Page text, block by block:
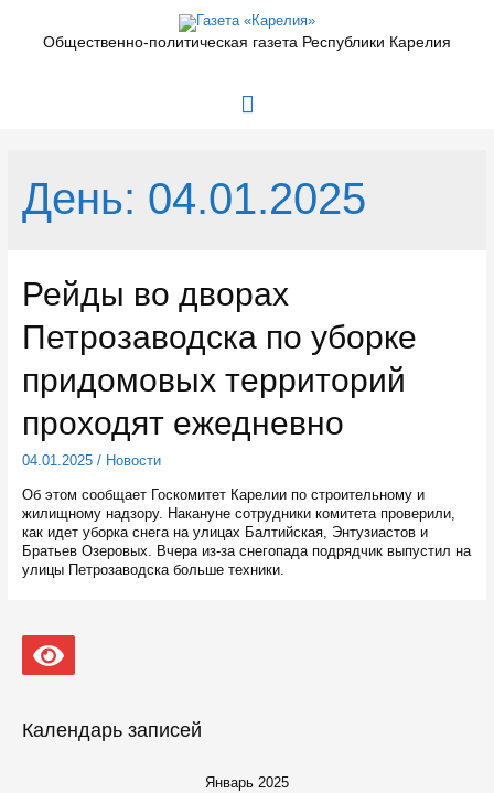
содержимомуОбщественно-политическая газета Республики Карелия
Главное
День: 04.01.2025
Рейды во дворах
Петрозаводска по уборке
придомовых территорий
проходят ежедневно
04.01.2025/ Новости
Об этом сообщает Госкомитет Карелии по строительному и
жилищному надзору. Накануне сотрудники комитета проверили,
как идет уборка снега на улицах Балтийская, Энтузиастов и
Братьев Озеровых. Вчера из-за снегопада подрядчик выпустил на
улицы Петрозаводска больше техники.
Календарь записей
Январь 2025